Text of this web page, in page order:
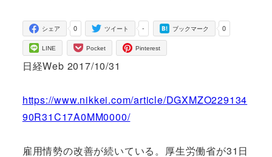
0
シェア -
ツイート 0
ブックマーク
LINE Pocket Pinterest
日経Web 2017/10/31
https://www.nikkei.com/article/DGXMZO229134
90R31C17A0MM0000/
雇用情勢の改善が続いている。厚生労働省が31日